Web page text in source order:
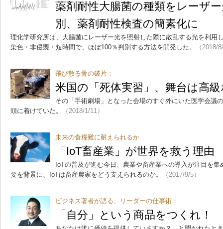
薬剤耐性大腸菌の種類をレーザ
別、薬剤耐性検査の簡素化に
理化学研究所は、大腸菌にレーザー光を照射した際に散乱する光を利用
染色・非侵襲・短時間で、ほぼ100％判別する方法を開発した。
（2018/
飛び散る骨の破片：
米国の「死体実習」、舞台は高
その「手術劇場」となった会場のすぐ外にいた医学会議
頭に着けていた。
（2018/1/11）
未来の食糧難に耐えられるか
「IoT畜産業」が世界を救う理由
IoTの普及が進む今日、農業や畜産業への導入が注目を
要を背景に、IoTは畜産農家をどう支えられるのか。
（2017/9/5）
ビジネス著者が語る、リーダーの仕事術：
「自分」という商品をつくれ！